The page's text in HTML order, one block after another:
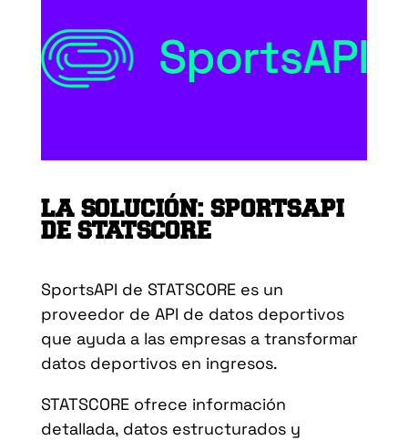
LA SOLUCIÓN: SPORTSAPI
DE STATSCORE
SportsAPI de STATSCORE es un
proveedor de API de datos deportivos
que ayuda a las empresas a transformar
datos deportivos en ingresos.
STATSCORE ofrece información
detallada, datos estructurados y